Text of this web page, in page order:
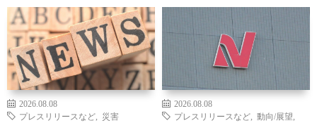
2026.08.08
プレスリリースなど
災害
2026.08.08
プレスリリースなど
動向/展望